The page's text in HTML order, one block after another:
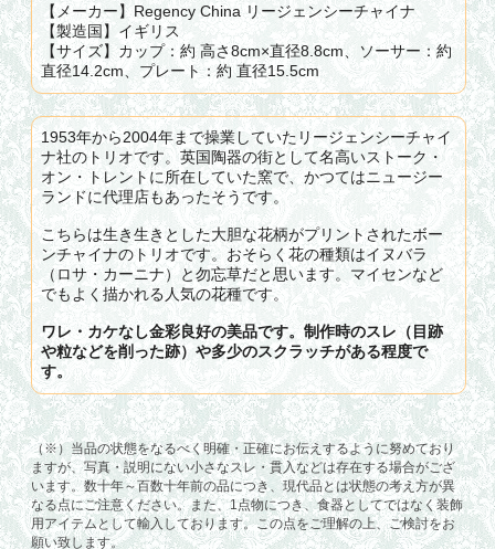
【メーカー】Regency China リージェンシーチャイナ
【製造国】イギリス
【サイズ】カップ：約 高さ8cm×直径8.8cm、ソーサー：約
直径14.2cm、プレート：約 直径15.5cm
1953年から2004年まで操業していたリージェンシーチャイ
ナ社のトリオです。英国陶器の街として名高いストーク・
オン・トレントに所在していた窯で、かつてはニュージー
ランドに代理店もあったそうです。
こちらは生き生きとした大胆な花柄がプリントされたボー
ンチャイナのトリオです。おそらく花の種類はイヌバラ
（ロサ・カーニナ）と勿忘草だと思います。マイセンなど
でもよく描かれる人気の花種です。
ワレ・カケなし金彩良好の美品です。制作時のスレ（目跡
や粒などを削った跡）や多少のスクラッチがある程度で
す。